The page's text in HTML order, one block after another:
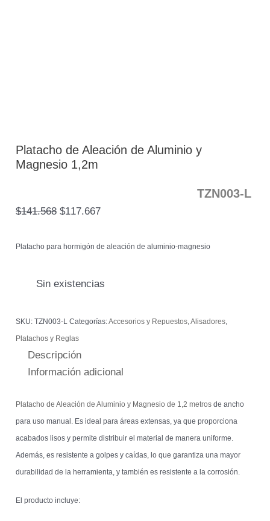
Platacho de Aleación de Aluminio y
Magnesio 1,2m
TZN003-L
$141.568 $117.667
Platacho para hormigón de aleación de aluminio-magnesio
Sin existencias
SKU:TZN003-L Categorías:Accesorios y Repuestos ,Alisadores
Platachos y Reglas
Descripción
Información adicional
Platacho de Aleación de Aluminio y Magnesio de 1,2 metros de ancho
para uso manual. Es ideal para áreas extensas, ya que proporciona
acabados lisos y permite distribuir el material de manera uniforme.
Además, es resistente a golpes y caídas, lo que garantiza una mayor
durabilidad de la herramienta, y también es resistente a la corrosión.
El producto incluye: